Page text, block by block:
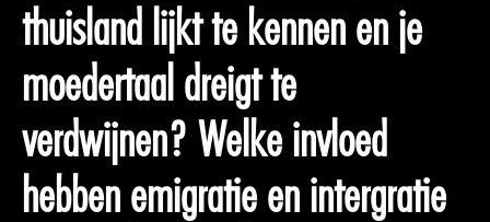
thuisland lijkt te kennen en je
moedertaal dreigt te
verdwijnen? Welke invloed
hebben emigratie en intergratie